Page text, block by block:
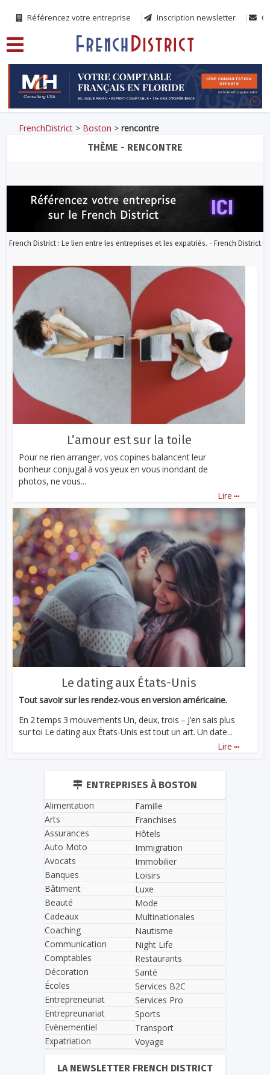
Référencez votre entreprise Inscription newsletter
FrenchDistrict > Boston >rencontre
THÈME - RENCONTRE
French District : Le lien entre les entreprises et les expatriés. - French District
L’amour est sur la toile
Pour ne rien arranger, vos copines balancent leur
bonheur conjugal à vos yeux en vous inondant de
photos, ne vous...
Lire ...
Le dating aux États-Unis
Tout savoir sur les rendez-vous en version américaine.
En 2 temps 3 mouvements Un, deux, trois – J’en sais plus
sur toi Le dating aux États-Unis est tout un art. Un date...
Lire ...
ENTREPRISES À BOSTON
Alimentation
Arts
Assurances
Auto Moto
Avocats
Banques
Bâtiment
Beauté
Cadeaux
Coaching
Communication
Comptables
Décoration
Écoles
Entrepreneuriat
Entrepreunariat
Evènementiel
Expatriation
Famille
Franchises
Hôtels
Immigration
Immobilier
Loisirs
Luxe
Mode
Multinationales
Nautisme
Night Life
Restaurants
Santé
Services B2C
Services Pro
Sports
Transport
Voyage
LA NEWSLETTER FRENCH DISTRICT